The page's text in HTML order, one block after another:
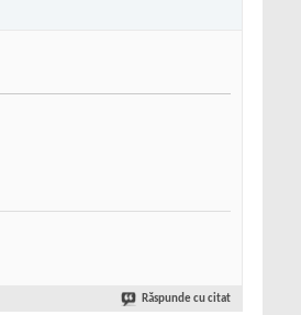
Răspunde cu citat